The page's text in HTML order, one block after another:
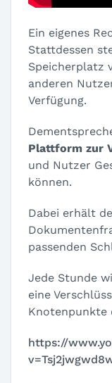
Ein eigenes
Stattdessen
Speicherplatz
anderen
Verfügung.
Plattform zur
und Nutzer
können.
Dabei erhält
passenden
Jede Stunde
eine
Knotenpunkte
https://